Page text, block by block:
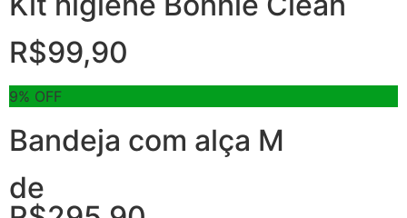
R$99,90
9% OFF
Bandeja com alça M
de